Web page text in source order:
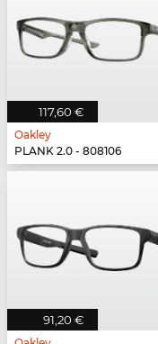
117,60 €
Oakley
PLANK 2.0 - 808106
91,20 €